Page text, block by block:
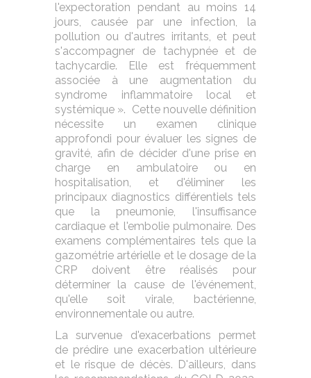
l'expectoration pendant au moins 14
jours, causée par une infection, la
pollution ou d'autres irritants, et peut
s'accompagner de tachypnée et de
tachycardie. Elle est fréquemment
associée à une augmentation du
syndrome inflammatoire local et
systémique ». Cette nouvelle définition
nécessite un examen clinique
approfondi pour évaluer les signes de
gravité, afin de décider d'une prise en
charge en ambulatoire ou en
hospitalisation, et d'éliminer les
principaux diagnostics différentiels tels
que la pneumonie, l'insuffisance
cardiaque et l'embolie pulmonaire. Des
examens complémentaires tels que la
gazométrie artérielle et le dosage de la
CRP doivent être réalisés pour
déterminer la cause de l'événement,
qu'elle soit virale, bactérienne,
environnementale ou autre.
La survenue d'exacerbations permet
de prédire une exacerbation ultérieure
et le risque de décès. D'ailleurs, dans